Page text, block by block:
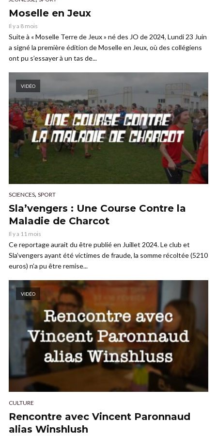
Moselle en Jeux
Il y a 8 mois
Suite à « Moselle Terre de Jeux » né des JO de 2024, Lundi 23 Juin
a signé la première édition de Moselle en Jeux, où des collégiens
ont pu s’essayer à un tas de...
VIDÉO
SCIENCES, SPORT
Sla’vengers : Une Course Contre la
Maladie de Charcot
Il y a 11 mois
Ce reportage aurait du être publié en Juillet 2024. Le club et
Sla’vengers ayant été victimes de fraude, la somme récoltée (5210
euros) n’a pu être remise...
VIDÉO
CULTURE
Rencontre avec Vincent Paronnaud
alias Winshlush